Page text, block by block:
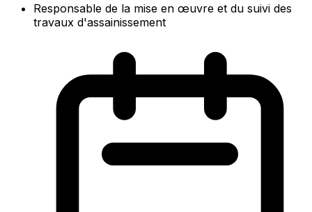
Responsable de la mise en œuvre et du suivi des
travaux d'assainissement